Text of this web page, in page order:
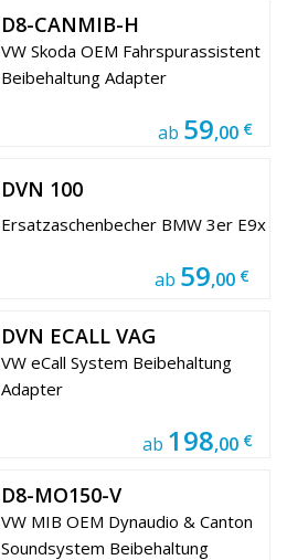
D8-CANMIB-H
VW Skoda OEM Fahrspurassistent
Beibehaltung Adapter
ab 59,00 €
DVN 100
Ersatzaschenbecher BMW 3er E9x
ab 59,00 €
DVN ECALL VAG
VW eCall System Beibehaltung
Adapter
ab 198,00 €
D8-MO150-V
VW MIB OEM Dynaudio & Canton
Soundsystem Beibehaltung